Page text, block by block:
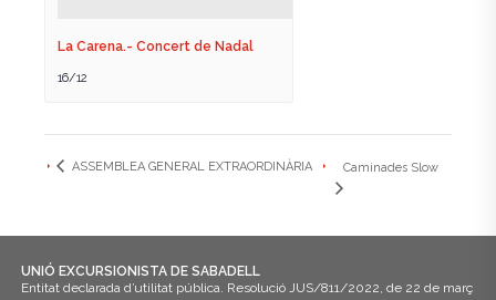
La Carena.- Concert de Nadal
16/12
ASSEMBLEA GENERAL EXTRAORDINÀRIA Caminades Slow
UNIÓ EXCURSIONISTA DE SABADELL
Entitat declarada d’utilitat pública. Resolució JUS/811/2022, de 22 de març